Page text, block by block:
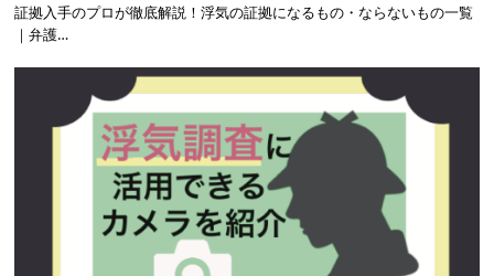
証拠入手のプロが徹底解説！浮気の証拠になるもの・ならないもの一覧
｜弁護…